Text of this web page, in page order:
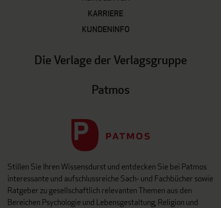
KARRIERE
KUNDENINFO
Die Verlage der Verlagsgruppe
Patmos
Stillen Sie Ihren Wissensdurst und entdecken Sie bei Patmos
interessante und aufschlussreiche Sach- und Fachbücher sowie
Ratgeber zu gesellschaftlich relevanten Themen aus den
Bereichen Psychologie und Lebensgestaltung, Religion und